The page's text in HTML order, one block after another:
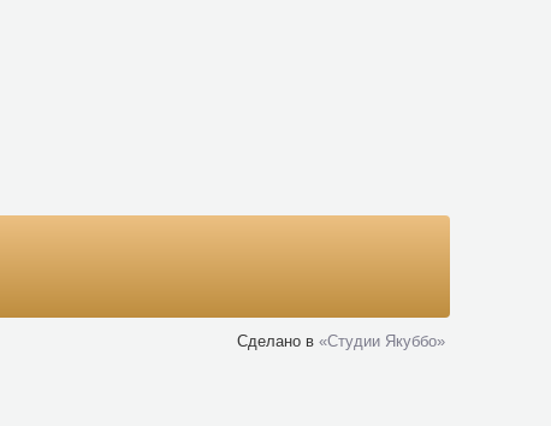
Сделано в «Cтудии Якуббо»